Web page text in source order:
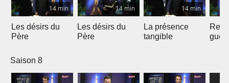
14 min
Les désirs du
Père
14 min
Les désirs du
Père
14 min
La présence
tangible
Saison 8